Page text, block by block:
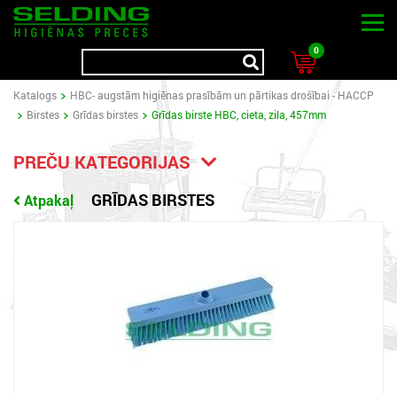
0
Katalogs
HBC- augstām higiēnas prasībām un pārtikas drošībai - HACCP
Birstes
Grīdas birstes Grīdas birste HBC, cieta, zila, 457mm
PREČU KATEGORIJAS
Atpakaļ GRĪDAS BIRSTES